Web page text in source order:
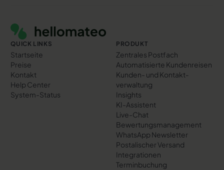
QUICK LINKS
Startseite
Preise
Kontakt
Help Center
System-Status
PRODUKT
Zentrales Postfach
Automatisierte Kundenreisen
Kunden- und Kontakt­
verwaltung
Insights
KI-Assistent
Live-Chat
Bewertungs­management
WhatsApp Newsletter
Postalischer Versand
Integrationen
Terminbuchung